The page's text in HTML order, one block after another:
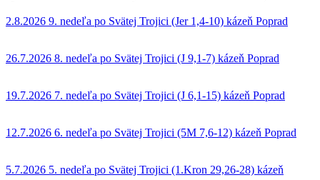
2.8.2026 9. nedeľa po Svätej Trojici (Jer 1,4-10) kázeň Poprad
26.7.2026 8. nedeľa po Svätej Trojici (J 9,1-7) kázeň Poprad
19.7.2026 7. nedeľa po Svätej Trojici (J 6,1-15) kázeň Poprad
12.7.2026 6. nedeľa po Svätej Trojici (5M 7,6-12) kázeň Poprad
5.7.2026 5. nedeľa po Svätej Trojici (1.Kron 29,26-28) kázeň